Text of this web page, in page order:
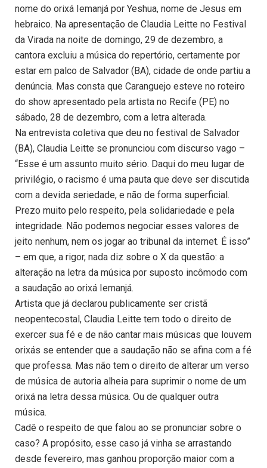
nome do orixá Iemanjá por Yeshua, nome de Jesus em
hebraico. Na apresentação de Claudia Leitte no Festival
da Virada na noite de domingo, 29 de dezembro, a
cantora excluiu a música do repertório, certamente por
estar em palco de Salvador (BA), cidade de onde partiu a
denúncia. Mas consta que Caranguejo esteve no roteiro
do show apresentado pela artista no Recife (PE) no
sábado, 28 de dezembro, com a letra alterada.
Na entrevista coletiva que deu no festival de Salvador
(BA), Claudia Leitte se pronunciou com discurso vago –
“Esse é um assunto muito sério. Daqui do meu lugar de
privilégio, o racismo é uma pauta que deve ser discutida
com a devida seriedade, e não de forma superficial.
Prezo muito pelo respeito, pela solidariedade e pela
integridade. Não podemos negociar esses valores de
jeito nenhum, nem os jogar ao tribunal da internet. É isso”
– em que, a rigor, nada diz sobre o X da questão: a
alteração na letra da música por suposto incômodo com
a saudação ao orixá Iemanjá.
Artista que já declarou publicamente ser cristã
neopentecostal, Claudia Leitte tem todo o direito de
exercer sua fé e de não cantar mais músicas que louvem
orixás se entender que a saudação não se afina com a fé
que professa. Mas não tem o direito de alterar um verso
de música de autoria alheia para suprimir o nome de um
orixá na letra dessa música. Ou de qualquer outra
música.
Cadê o respeito de que falou ao se pronunciar sobre o
caso? A propósito, esse caso já vinha se arrastando
desde fevereiro, mas ganhou proporção maior com a